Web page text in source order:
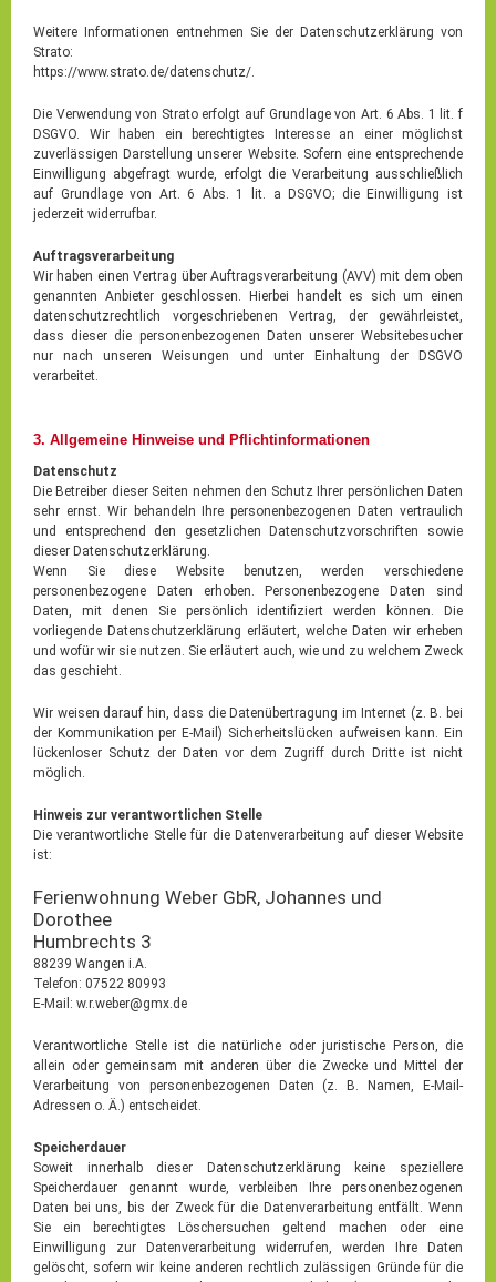
Weitere Informationen entnehmen Sie der Datenschutzerklärung von
Strato:
https://www.strato.de/datenschutz/.
Die Verwendung von Strato erfolgt auf Grundlage von Art. 6 Abs. 1 lit. f
DSGVO. Wir haben ein berechtigtes Interesse an einer möglichst
zuverlässigen Darstellung unserer Website. Sofern eine entsprechende
Einwilligung abgefragt wurde, erfolgt die Verarbeitung ausschließlich
auf Grundlage von Art. 6 Abs. 1 lit. a DSGVO; die Einwilligung ist
jederzeit widerrufbar.
Auftragsverarbeitung
Wir haben einen Vertrag über Auftragsverarbeitung (AVV) mit dem oben
genannten Anbieter geschlossen. Hierbei handelt es sich um einen
datenschutzrechtlich vorgeschriebenen Vertrag, der gewährleistet,
dass dieser die personenbezogenen Daten unserer Websitebesucher
nur nach unseren Weisungen und unter Einhaltung der DSGVO
verarbeitet.
3. Allgemeine Hinweise und Pflichtinformationen
Datenschutz
Die Betreiber dieser Seiten nehmen den Schutz Ihrer persönlichen Daten
sehr ernst. Wir behandeln Ihre personenbezogenen Daten vertraulich
und entsprechend den gesetzlichen Datenschutzvorschriften sowie
dieser Datenschutzerklärung.
Wenn Sie diese Website benutzen, werden verschiedene
personenbezogene Daten erhoben. Personenbezogene Daten sind
Daten, mit denen Sie persönlich identifiziert werden können. Die
vorliegende Datenschutzerklärung erläutert, welche Daten wir erheben
und wofür wir sie nutzen. Sie erläutert auch, wie und zu welchem Zweck
das geschieht.
Wir weisen darauf hin, dass die Datenübertragung im Internet (z. B. bei
der Kommunikation per E-Mail) Sicherheitslücken aufweisen kann. Ein
lückenloser Schutz der Daten vor dem Zugriff durch Dritte ist nicht
möglich.
Hinweis zur verantwortlichen Stelle
Die verantwortliche Stelle für die Datenverarbeitung auf dieser Website
ist:
Ferienwohnung Weber GbR, Johannes und
Dorothee
Humbrechts 3
88239 Wangen i.A.
Telefon: 07522 80993
E-Mail: w.r.weber@gmx.de
Verantwortliche Stelle ist die natürliche oder juristische Person, die
allein oder gemeinsam mit anderen über die Zwecke und Mittel der
Verarbeitung von personenbezogenen Daten (z. B. Namen, E-Mail-
Adressen o. Ä.) entscheidet.
Speicherdauer
Soweit innerhalb dieser Datenschutzerklärung keine speziellere
Speicherdauer genannt wurde, verbleiben Ihre personenbezogenen
Daten bei uns, bis der Zweck für die Datenverarbeitung entfällt. Wenn
Sie ein berechtigtes Löschersuchen geltend machen oder eine
Einwilligung zur Datenverarbeitung widerrufen, werden Ihre Daten
gelöscht, sofern wir keine anderen rechtlich zulässigen Gründe für die